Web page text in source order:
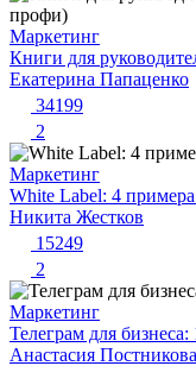
Маркетинг
Книги для
Екатерина Папаценко
34199
2
Маркетинг
White Label: 4 примера
Никита Жестков
15249
2
Маркетинг
Телеграм для
Анастасия Постникова